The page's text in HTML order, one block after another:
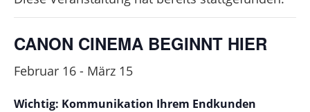
CANON CINEMA BEGINNT HIER
Februar 16 - März 15
Wichtig: Kommunikation Ihrem Endkunden